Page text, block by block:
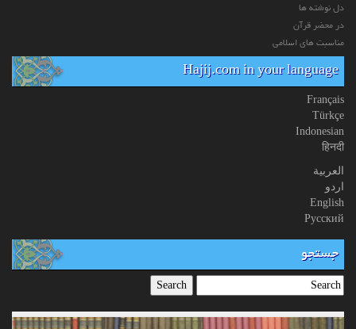
دل نوشته ها
در محضر قرآن
مناسبت های اسلامی
Hajij.com in your language
Français
Türkçe
Indonesian
हिनदी
العربیة
اردو
English
Русский
جستجو